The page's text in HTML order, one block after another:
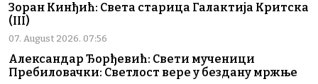
Зоран Кинђић: Света старица Галактија Критска
(III)
07. August 2026. 07:56
Александар Ђорђевић: Свети мученици
Пребиловачки: Светлост вере у бездану мржње